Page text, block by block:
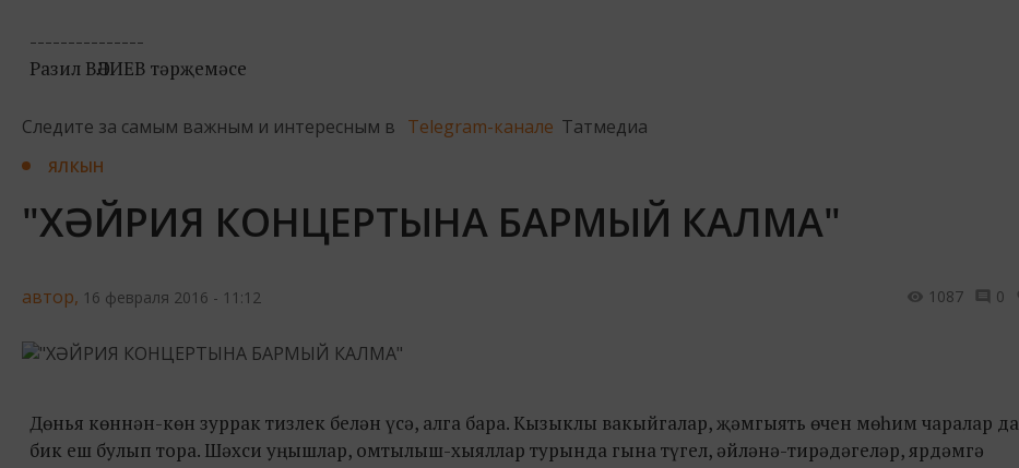
---------------
Разил ВӘЛИЕВ тәрҗемәсе
Следите за самым важным и интересным в Telegram-канале Татмедиа
ЯЛКЫН
"ХӘЙРИЯ КОНЦЕРТЫНА БАРМЫЙ КАЛМА"
автор, 16 февраля 2016 - 11:12 1087 0
Дөнья көннән-көн зуррак тизлек белән үсә, алга бара. Кызыклы вакыйгалар, җәмгыять өчен мөһим чаралар да
бик еш булып тора. Шәхси уңышлар, омтылыш-хыяллар турында гына түгел, әйләнә-тирәдәгеләр, ярдәмгә